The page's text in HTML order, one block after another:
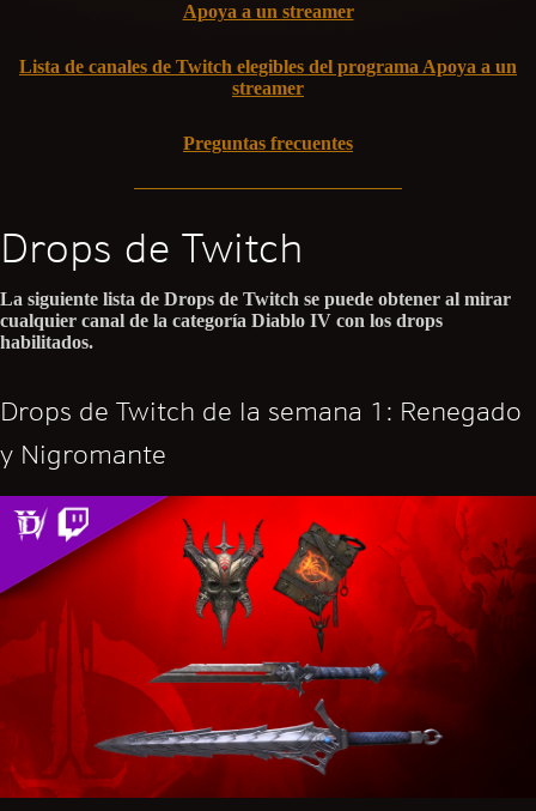
Apoya a un streamer
Lista de canales de Twitch elegibles del programa Apoya a un
streamer
Preguntas frecuentes
Drops de Twitch
La siguiente lista de Drops de Twitch se puede obtener al mirar
cualquier canal de la categoría Diablo IV con los drops
habilitados.
Drops de Twitch de la semana 1: Renegado
y Nigromante